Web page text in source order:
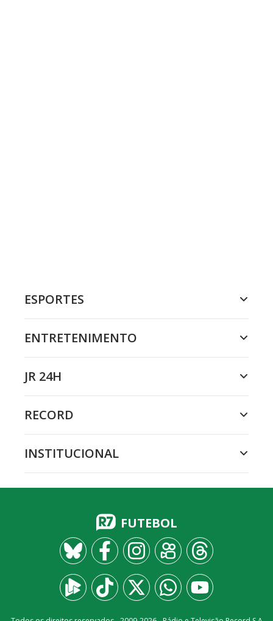
ESPORTES
ENTRETENIMENTO
JR 24H
RECORD
INSTITUCIONAL
FUTEBOL